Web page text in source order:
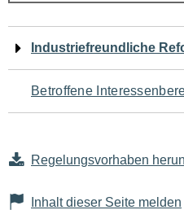
Navigation
für
den
Seiteninhalt
Industriefreundliche
Betroffene
Regelungsvorhaben
Inhalt dieser Seite melden